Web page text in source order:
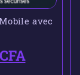
avec